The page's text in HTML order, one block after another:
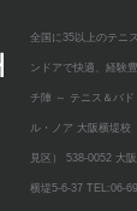
全国に35以上のテニ
ンドアで快適、経験
チ陣 ～ テニス＆バ
ル・ノア 大阪横堤校
見区） 538-0052 大
横堤5-6-37 TEL:06-